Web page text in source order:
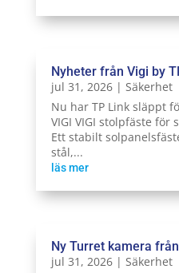
Nyheter från Vigi by
jul 31, 2026| Säkerhet
Nu har TP Link släppt
VIGI VIGI stolpfäste för
Ett stabilt
stål,...
läs mer
Ny Turret kamera
jul 31, 2026| Säkerhet